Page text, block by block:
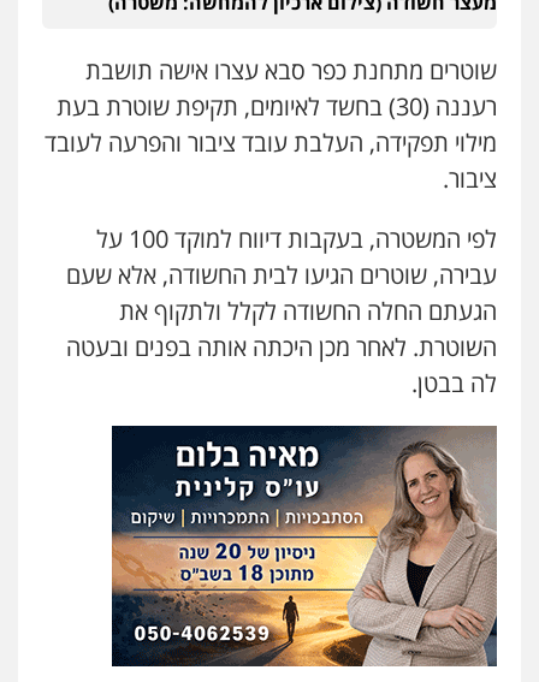
מעצרים וחקירות עורכי דין לענייני
0505216700
אייל בן שושן, עורך דין פלילי
פלילי מעצרים וחקירות פשיעה חמורה
עו"ד שלומי שרון
פלילי צבאי מעצרים וחקירות
פלילי אלימות סמים מעצרים
0525544654
עו"ד דפנה לביא
משפחה גישור
0507206063
שוטרים מתחנת כפר סבא עצרו אישה תושבת
רעננה (30) בחשד לאיומים, תקיפת שוטרת בעת
מילוי תפקידה, העלבת עובד ציבור והפרעה לעובד
ציבור.
לפי המשטרה, בעקבות דיווח למוקד 100 על
עבירה, שוטרים הגיעו לבית החשודה, אלא שעם
הגעתם החלה החשודה לקלל ולתקוף את
השוטרת. לאחר מכן היכתה אותה בפנים ובעטה
לה בבטן.